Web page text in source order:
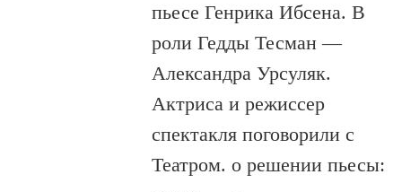
пьесе Генрика Ибсена. В
роли Гедды Тесман —
Александра Урсуляк.
Актриса и режиссер
спектакля поговорили с
Театром. о решении пьесы: